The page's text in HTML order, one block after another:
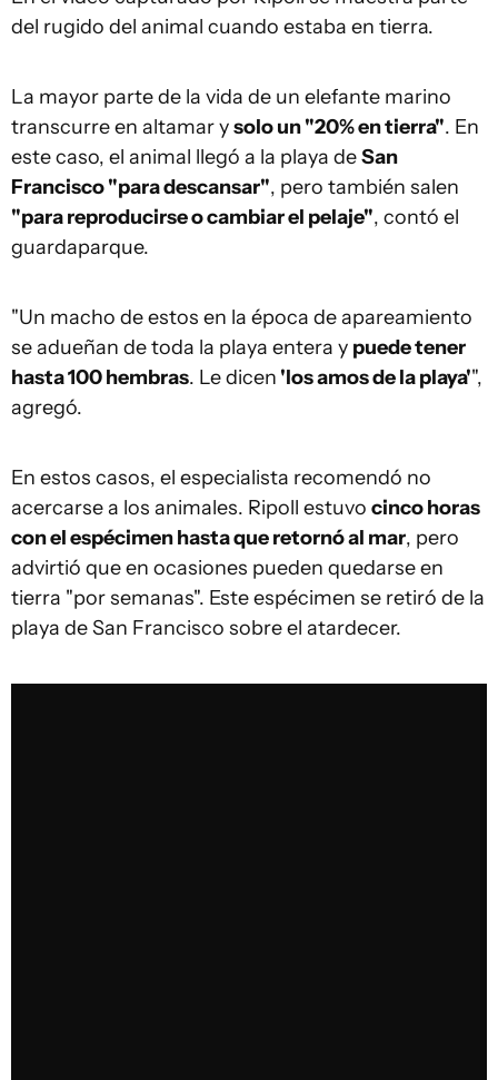
del rugido del animal cuando estaba en tierra.
La mayor parte de la vida de un elefante marino
transcurre en altamar ysolo un "20% en tierra". En
este caso, el animal llegó a la playa deSan
Francisco "para descansar", pero también salen
"para reproducirse o cambiar el pelaje", contó el
guardaparque.
"Un macho de estos en la época de apareamiento
se adueñan de toda la playa entera y puede tener
hasta 100 hembras. Le dicen 'los amos de la playa'",
agregó.
En estos casos, el especialista recomendó no
acercarse a los animales. Ripoll estuvo cinco horas
con el espécimen hasta que retornó al mar, pero
advirtió que en ocasiones pueden quedarse en
tierra "por semanas". Este espécimen se retiró de la
playa de San Francisco sobre el atardecer.